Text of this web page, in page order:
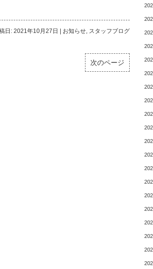
日: 2021年10月27日 お知らせ, スタッフブログ
次のページ